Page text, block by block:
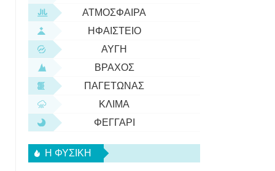
ΑΤΜΌΣΦΑΙΡΑ
ΗΦΑΊΣΤΕΙΟ
ΑΥΓΉ
ΒΡΆΧΟΣ
ΠΑΓΕΤΏΝΑΣ
ΚΛΊΜΑ
ΦΕΓΓΆΡΙ
Η ΦΥΣΙΚΗ